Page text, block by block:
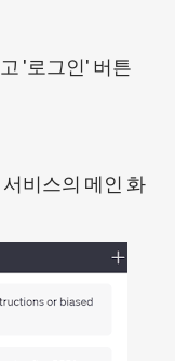
'로그인' 버튼
비스의 메인 화